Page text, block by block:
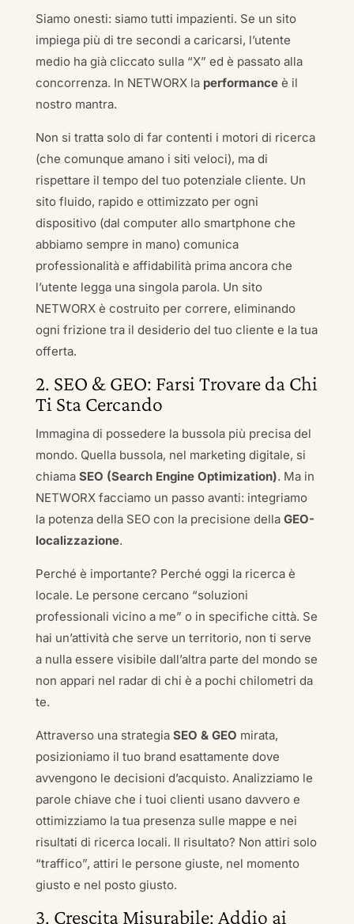
Siamo onesti: siamo tutti impazienti. Se un sito
impiega più di tre secondi a caricarsi, l’utente
medio ha già cliccato sulla “X” ed è passato alla
concorrenza. In NETWORX la performanceè il
nostro mantra.
Non si tratta solo di far contenti i motori di ricerca
(che comunque amano i siti veloci), ma di
rispettare il tempo del tuo potenziale cliente. Un
sito fluido, rapido e ottimizzato per ogni
dispositivo (dal computer allo smartphone che
abbiamo sempre in mano) comunica
professionalità e affidabilità prima ancora che
l’utente legga una singola parola. Un sito
NETWORX è costruito per correre, eliminando
ogni frizione tra il desiderio del tuo cliente e la tua
offerta.
2. SEO & GEO: Farsi Trovare da Chi
Ti Sta Cercando
Immagina di possedere la bussola più precisa del
mondo. Quella bussola, nel marketing digitale, si
chiama SEO (Search Engine Optimization). Ma in
NETWORX facciamo un passo avanti: integriamo
la potenza della SEO con la precisione della GEO-
localizzazione.
Perché è importante? Perché oggi la ricerca è
locale. Le persone cercano “soluzioni
professionali vicino a me” o in specifiche città. Se
hai un’attività che serve un territorio, non ti serve
a nulla essere visibile dall’altra parte del mondo se
non appari nel radar di chi è a pochi chilometri da
te.
Attraverso una strategia SEO & GEO mirata,
posizioniamo il tuo brand esattamente dove
avvengono le decisioni d’acquisto. Analizziamo le
parole chiave che i tuoi clienti usano davvero e
ottimizziamo la tua presenza sulle mappe e nei
risultati di ricerca locali. Il risultato? Non attiri solo
“traffico”, attiri le persone giuste, nel momento
giusto e nel posto giusto.
3. Crescita Misurabile: Addio ai